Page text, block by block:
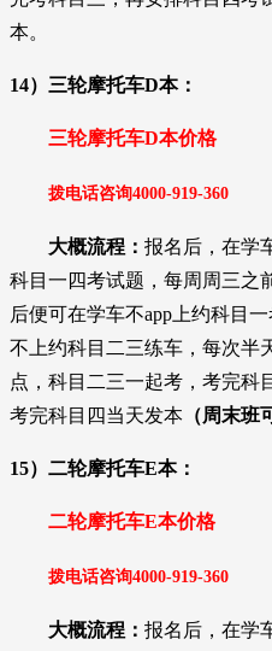
本。
14）三轮摩托车D本：
三轮摩托车D本价格
拨电话咨询4000-919-360
大概流程： 报名后，在学
科目一四考试题，每周周三之
后便可在学车不app上约科目一
不上约科目二三练车，每次半
点，科目二三一起考，考完科
考完科目四当天发本 （周末班
15）二轮摩托车E本：
二轮摩托车E本价格
拨电话咨询4000-919-360
大概流程： 报名后，在学